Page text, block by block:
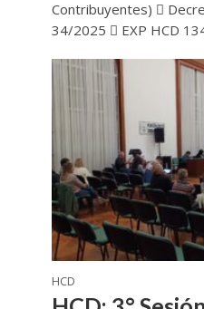
Contribuyentes) 
34/2025  EXP HCD
HCD